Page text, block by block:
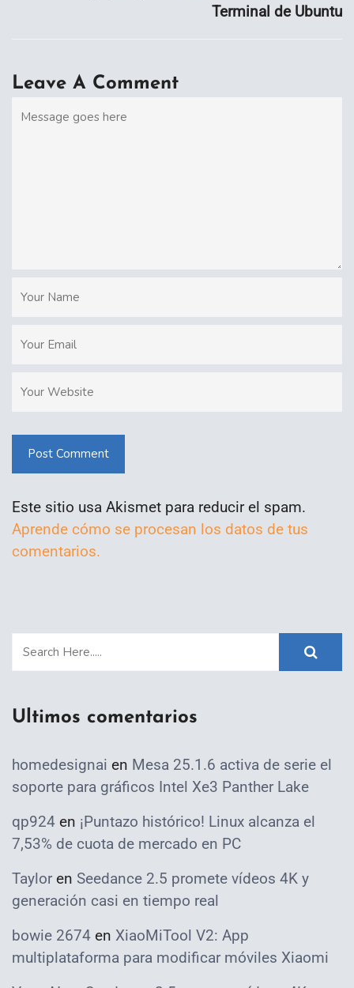
Terminal de Ubuntu
Leave A Comment
Post Comment
Este sitio usa Akismet para reducir el spam.
Aprende cómo se procesan los datos de tus
comentarios.
Ultimos comentarios
homedesignai en Mesa 25.1.6 activa de serie el
soporte para gráficos Intel Xe3 Panther Lake
qp924 en ¡Puntazo histórico! Linux alcanza el
7,53% de cuota de mercado en PC
Taylor en Seedance 2.5 promete vídeos 4K y
generación casi en tiempo real
bowie 2674 en XiaoMiTool V2: App
multiplataforma para modificar móviles Xiaomi